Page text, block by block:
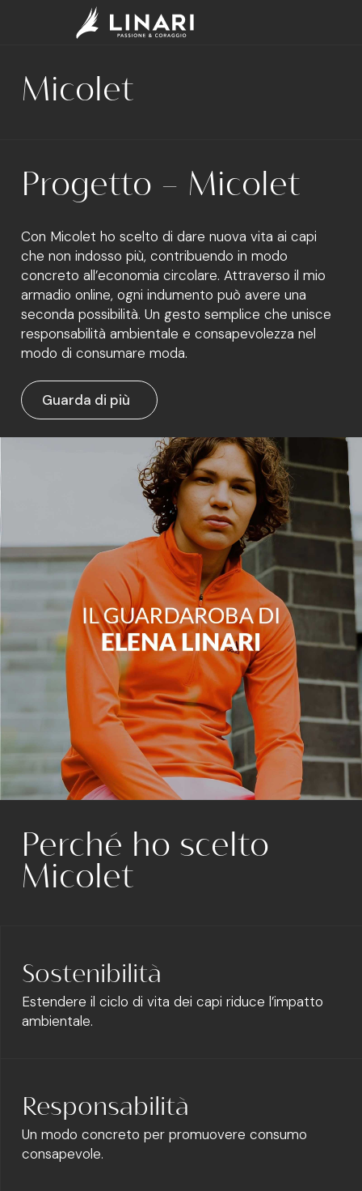
Micolet
Progetto – Micolet
Con Micolet ho scelto di dare nuova vita ai capi
che non indosso più, contribuendo in modo
concreto all’economia circolare. Attraverso il mio
armadio online, ogni indumento può avere una
seconda possibilità. Un gesto semplice che unisce
responsabilità ambientale e consapevolezza nel
modo di consumare moda.
Guarda di più
Perché ho scelto
Micolet
Sostenibilità
Estendere il ciclo di vita dei capi riduce l’impatto
ambientale.
Responsabilità
Un modo concreto per promuovere consumo
consapevole.